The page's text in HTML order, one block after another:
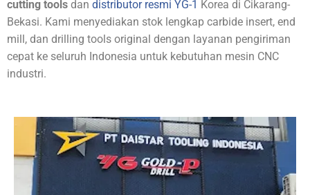
cutting tools dan distributor resmi YG-1 Korea di Cikarang-
Bekasi. Kami menyediakan stok lengkap carbide insert, end
mill, dan drilling tools original dengan layanan pengiriman
cepat ke seluruh Indonesia untuk kebutuhan mesin CNC
industri.